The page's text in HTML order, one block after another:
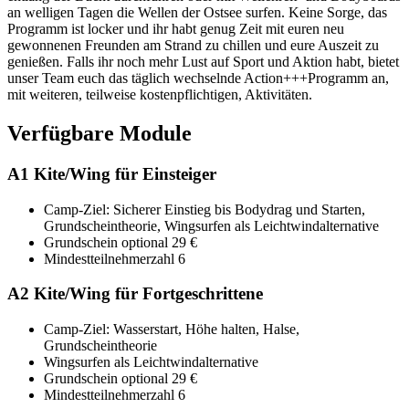
an welligen Tagen die Wellen der Ostsee surfen. Keine Sorge, das
Programm ist locker und ihr habt genug Zeit mit euren neu
gewonnenen Freunden am Strand zu chillen und eure Auszeit zu
genießen. Falls ihr noch mehr Lust auf Sport und Aktion habt, bietet
unser Team euch das täglich wechselnde Action+++Programm an,
mit weiteren, teilweise kostenpflichtigen, Aktivitäten.
Verfügbare Module
A1 Kite/Wing für Einsteiger
Camp-Ziel: Sicherer Einstieg bis Bodydrag und Starten,
Grundscheintheorie, Wingsurfen als Leichtwindalternative
Grundschein optional 29 €
Mindestteilnehmerzahl 6
A2 Kite/Wing für Fortgeschrittene
Camp-Ziel: Wasserstart, Höhe halten, Halse,
Grundscheintheorie
Wingsurfen als Leichtwindalternative
Grundschein optional 29 €
Mindestteilnehmerzahl 6